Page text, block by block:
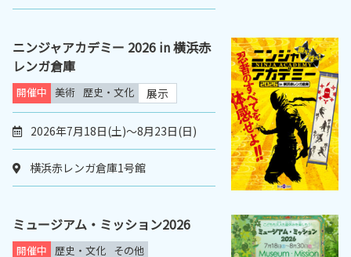
ニンジャアカデミー 2026 in 横浜赤
レンガ倉庫
開催中 美術 歴史・文化 展示
2026年7月18日(土)～8月23日(日)
横浜赤レンガ倉庫1号館
ミュージアム・ミッション2026
開催中 歴史・文化 その他